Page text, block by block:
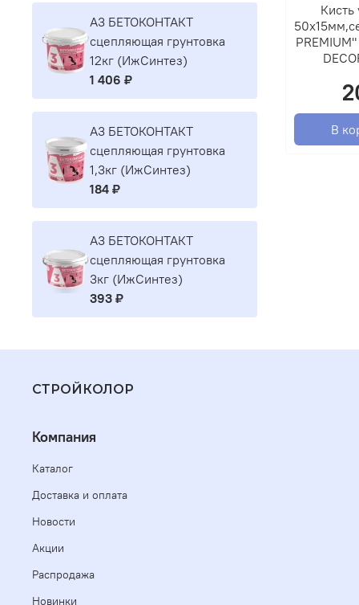
Кисть
В
A3 БЕТОКОНТАКТ
сцепляющая грунтовка
12кг (ИжСинтез)
1 406 ₽
A3 БЕТОКОНТАКТ
сцепляющая грунтовка
1,3кг (ИжСинтез)
184 ₽
A3 БЕТОКОНТАКТ
сцепляющая грунтовка
3кг (ИжСинтез)
393 ₽
СТРОЙКОЛОР
Компания
Каталог
Доставка и оплата
Новости
Акции
Распродажа
Новинки